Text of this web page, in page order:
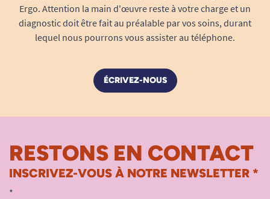
Ergo. Attention la main d'œuvre reste à votre charge et un
diagnostic doit être fait au préalable par vos soins, durant
lequel nous pourrons vous assister au téléphone.
ÉCRIVEZ-NOUS
RESTONS EN CONTACT
INSCRIVEZ-VOUS À NOTRE NEWSLETTER *
*